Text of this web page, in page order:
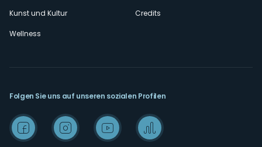
Kunst und Kultur
Wellness
Credits
Folgen Sie uns auf unseren sozialen Profilen